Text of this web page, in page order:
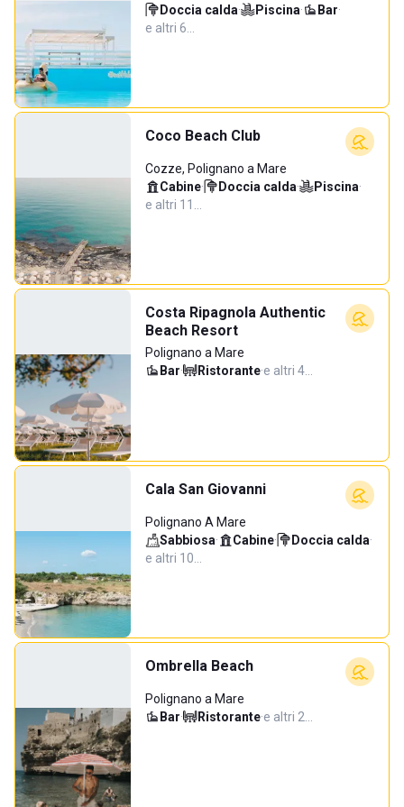
Doccia calda· Piscina· Bar·
e altri 6…
Coco Beach Club
Cozze, Polignano a Mare
Cabine· Doccia calda· Piscina·
e altri 11…
Costa Ripagnola Authentic
Beach Resort
Polignano a Mare
Bar· Ristorante·e altri 4…
Cala San Giovanni
Polignano A Mare
Sabbiosa· Cabine· Doccia calda·
e altri 10…
Ombrella Beach
Polignano a Mare
Bar· Ristorante·e altri 2…